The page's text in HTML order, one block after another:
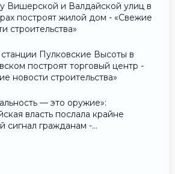
Вишерской и Валдайской улиц в
построят жилой дом - «Свежие
строительства»
Пулковские Высоты в
построят торговый центр -
новости строительства»
— это оружие»:
власть послала крайне
сигнал гражданам -